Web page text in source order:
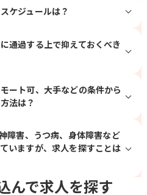
ケジュールは？
通過する上で抑えておくべき
ート可、大手などの条件から
法は？
障害、うつ病、身体障害など
いますが、求人を探すことは
んで求人を探す